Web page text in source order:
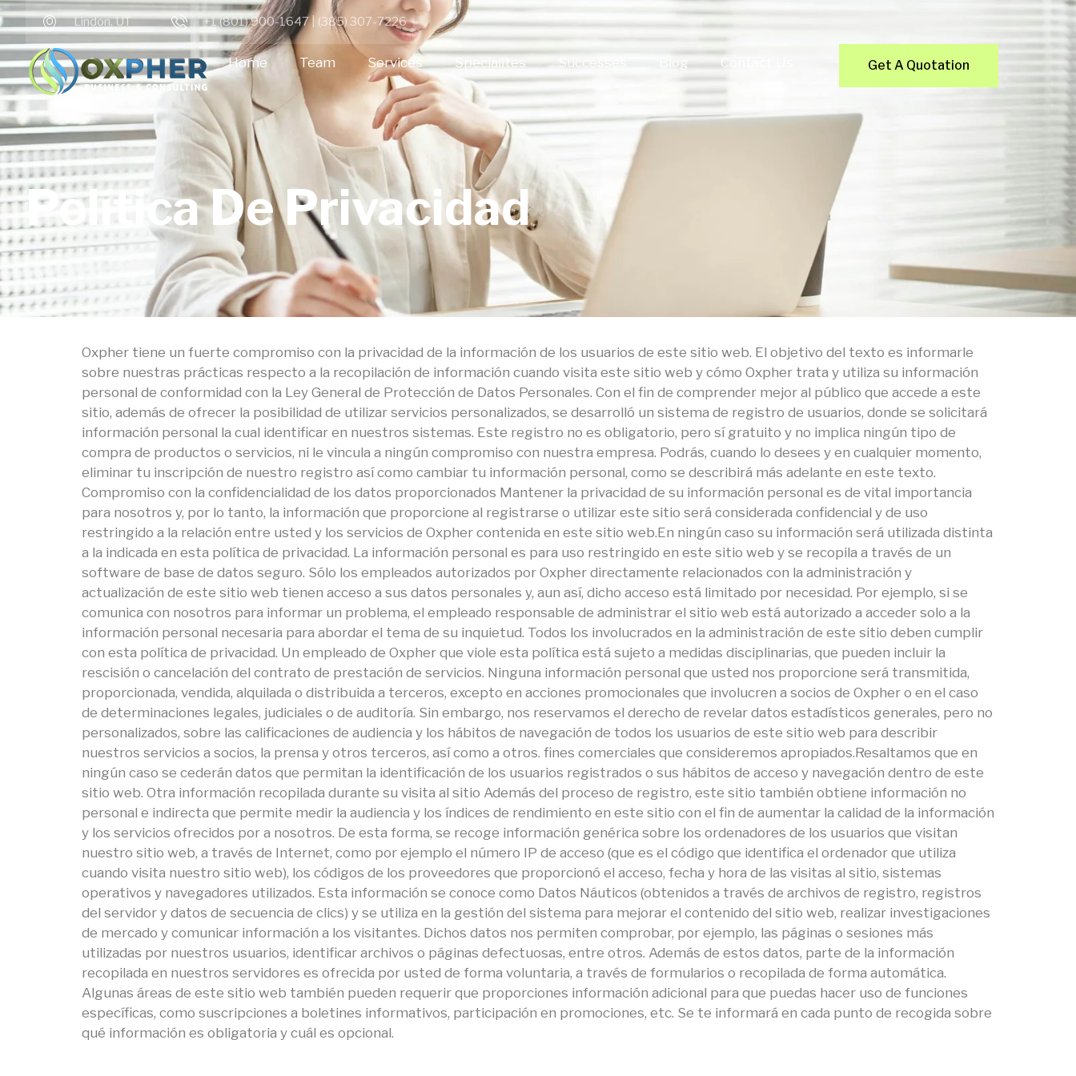
Lindon, UT +1 (801) 900-1647 | (385) 307-7226
Home Team Services Specialites Successes Blog Contact Us Get A Quotation
Política De Privacidad
Oxpher tiene un fuerte compromiso con la privacidad de la información de los usuarios de este sitio web. El objetivo del texto es informarle
sobre nuestras prácticas respecto a la recopilación de información cuando visita este sitio web y cómo Oxpher trata y utiliza su información
personal de conformidad con la Ley General de Protección de Datos Personales. Con el fin de comprender mejor al público que accede a este
sitio, además de ofrecer la posibilidad de utilizar servicios personalizados, se desarrolló un sistema de registro de usuarios, donde se solicitará
información personal la cual identificar en nuestros sistemas. Este registro no es obligatorio, pero sí gratuito y no implica ningún tipo de
compra de productos o servicios, ni le vincula a ningún compromiso con nuestra empresa. Podrás, cuando lo desees y en cualquier momento,
eliminar tu inscripción de nuestro registro así como cambiar tu información personal, como se describirá más adelante en este texto.
Compromiso con la confidencialidad de los datos proporcionados Mantener la privacidad de su información personal es de vital importancia
para nosotros y, por lo tanto, la información que proporcione al registrarse o utilizar este sitio será considerada confidencial y de uso
restringido a la relación entre usted y los servicios de Oxpher contenida en este sitio web.En ningún caso su información será utilizada distinta
a la indicada en esta política de privacidad. La información personal es para uso restringido en este sitio web y se recopila a través de un
software de base de datos seguro. Sólo los empleados autorizados por Oxpher directamente relacionados con la administración y
actualización de este sitio web tienen acceso a sus datos personales y, aun así, dicho acceso está limitado por necesidad. Por ejemplo, si se
comunica con nosotros para informar un problema, el empleado responsable de administrar el sitio web está autorizado a acceder solo a la
información personal necesaria para abordar el tema de su inquietud. Todos los involucrados en la administración de este sitio deben cumplir
con esta política de privacidad. Un empleado de Oxpher que viole esta política está sujeto a medidas disciplinarias, que pueden incluir la
rescisión o cancelación del contrato de prestación de servicios. Ninguna información personal que usted nos proporcione será transmitida,
proporcionada, vendida, alquilada o distribuida a terceros, excepto en acciones promocionales que involucren a socios de Oxpher o en el caso
de determinaciones legales, judiciales o de auditoría. Sin embargo, nos reservamos el derecho de revelar datos estadísticos generales, pero no
personalizados, sobre las calificaciones de audiencia y los hábitos de navegación de todos los usuarios de este sitio web para describir
nuestros servicios a socios, la prensa y otros terceros, así como a otros. fines comerciales que consideremos apropiados.Resaltamos que en
ningún caso se cederán datos que permitan la identificación de los usuarios registrados o sus hábitos de acceso y navegación dentro de este
sitio web. Otra información recopilada durante su visita al sitio Además del proceso de registro, este sitio también obtiene información no
personal e indirecta que permite medir la audiencia y los índices de rendimiento en este sitio con el fin de aumentar la calidad de la información
y los servicios ofrecidos por a nosotros. De esta forma, se recoge información genérica sobre los ordenadores de los usuarios que visitan
nuestro sitio web, a través de Internet, como por ejemplo el número IP de acceso (que es el código que identifica el ordenador que utiliza
cuando visita nuestro sitio web), los códigos de los proveedores que proporcionó el acceso, fecha y hora de las visitas al sitio, sistemas
operativos y navegadores utilizados. Esta información se conoce como Datos Náuticos (obtenidos a través de archivos de registro, registros
del servidor y datos de secuencia de clics) y se utiliza en la gestión del sistema para mejorar el contenido del sitio web, realizar investigaciones
de mercado y comunicar información a los visitantes. Dichos datos nos permiten comprobar, por ejemplo, las páginas o sesiones más
utilizadas por nuestros usuarios, identificar archivos o páginas defectuosas, entre otros. Además de estos datos, parte de la información
recopilada en nuestros servidores es ofrecida por usted de forma voluntaria, a través de formularios o recopilada de forma automática.
Algunas áreas de este sitio web también pueden requerir que proporciones información adicional para que puedas hacer uso de funciones
específicas, como suscripciones a boletines informativos, participación en promociones, etc. Se te informará en cada punto de recogida sobre
qué información es obligatoria y cuál es opcional.